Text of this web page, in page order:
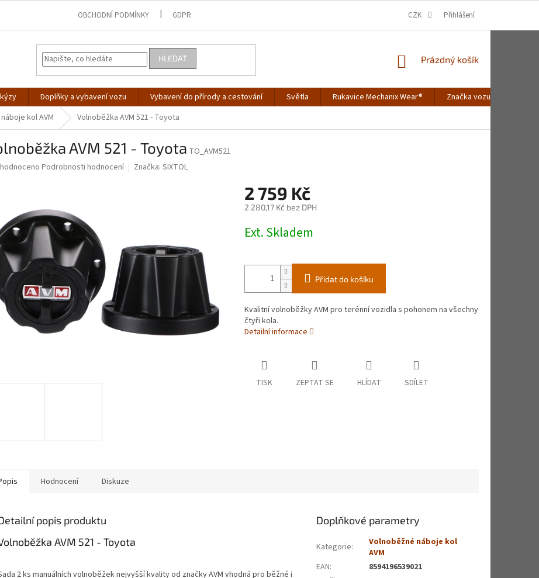
OBCHODNÍ PODMÍNKY GDPR CZK Přihlášení
HLEDAT
NÁKUPNÍ
Prázdný košík
Doplňky a vybavení vozu Vybavení do přírody a cestování Světla Rukavice Mechanix Wear® Značka vozu
kol AVM Volnoběžka AVM 521 - Toyota
AVM 521 - Toyota TO_AVM521
Podrobnosti hodnocení Značka: SIXTOL
2 759 Kč
2 280,17 Kč bez DPH
cena:
Ext. Skladem
Přidat do košíku
Kvalitní volnoběžky AVM pro terénní vozidla s pohonem na všechny
čtyři kola.
Detailní informace
TISK ZEPTAT SE HLÍDAT SDÍLET
Hodnocení Diskuze
popis produktu
AVM 521 - Toyota
2 ks manuálních volnoběžek nejvyšší kvality od značky AVM vhodná pro běžné i
Doplňkové parametry
Kategorie:
Volnoběžné náboje kol
AVM
EAN:
8594196539021